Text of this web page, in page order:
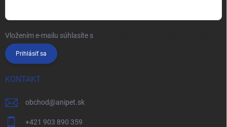
Vložením e-mailu súhlasíte s
Prihlásiť sa
KONTAKT
obchod@anipet.sk
+421 903 890 359